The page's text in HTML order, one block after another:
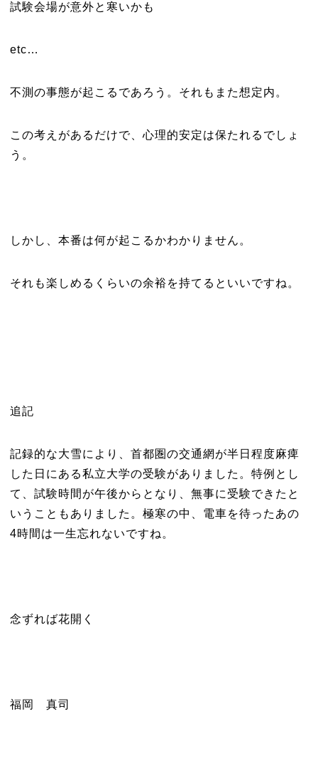
試験会場が意外と寒いかも
etc…
不測の事態が起こるであろう。それもまた想定内。
この考えがあるだけで、心理的安定は保たれるでしょ
う。
しかし、本番は何が起こるかわかりません。
それも楽しめるくらいの余裕を持てるといいですね。
追記
記録的な大雪により、首都圏の交通網が半日程度麻痺
した日にある私立大学の受験がありました。特例とし
て、試験時間が午後からとなり、無事に受験できたと
いうこともありました。極寒の中、電車を待ったあの
4時間は一生忘れないですね。
念ずれば花開く
福岡 真司